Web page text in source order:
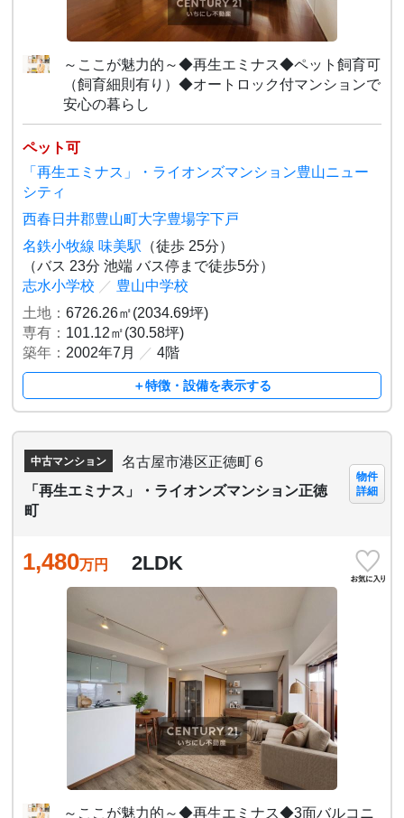
～ここが魅力的～◆再生エミナス◆ペット飼育可
（飼育細則有り）◆オートロック付マンションで
安心の暮らし
ペット可
「再生エミナス」・ライオンズマンション豊山ニュー
シティ
西春日井郡豊山町大字豊場字下戸
名鉄小牧線 味美駅 （徒歩 25分）
（バス 23分 池端 バス停まで徒歩5分）
志水小学校 ／ 豊山中学校
土地：6726.26㎡(2034.69坪)
専有： 101.12㎡(30.58坪)
築年： 2002年7月 ／ 4階
＋特徴・設備を表示する
中古マンション
名古屋市港区正徳町６
「再生エミナス」・ライオンズマンション正徳
町
物件
詳細
1,480万円 2LDK
～ここが魅力的～◆再生エミナス◆3面バルコニ